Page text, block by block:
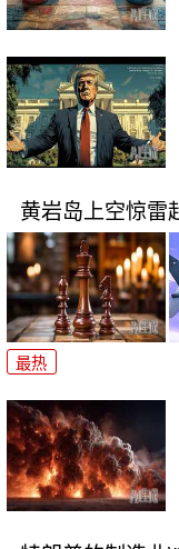
黄岩岛上空惊雷
最热